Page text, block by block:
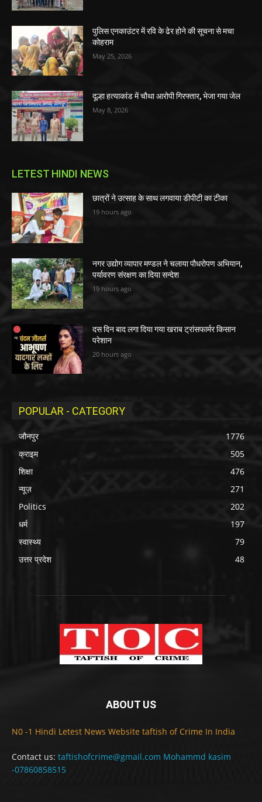
पुलिस एनकाउंटर में रवि के ढेर होने की सूचना से मचा
कोहराम
May 25, 2026
दूल्हा हत्याकांड में चौथा आरोपी गिरफ्तार, भेजा गया जेल
May 8, 2026
LETEST HINDI NEWS
छात्रों ने उत्साह के साथ लगवाया डीपीटी का टीका
19 hours ago
नगर उद्योग व्यापार मण्डल ने चलाया पौधरोपण अभियान,
पर्यावरण संरक्षण का दिया सन्देश
19 hours ago
दस दिन बाद लगा दिया गया खराब ट्रांसफार्मर किसान
परेशान
20 hours ago
POPULAR - CATEGORY
जौनपुर
1776
क्राइम
505
शिक्षा
476
न्यूज़
271
Politics
202
धर्म
197
स्वास्थ्य
79
उत्तर प्रदेश
48
ABOUT US
N0 -1 Hindi Letest News Website taftish of Crime In India
Contact us: taftishofcrime@gmail.com Mohammd kasim
-07860858515